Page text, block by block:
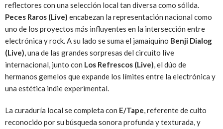
reflectores con una selección local tan diversa como sólida.
Peces Raros (Live) encabezan la representación nacional como
uno de los proyectos más influyentes en la intersección entre
electrónica y rock. A su lado se suma el jamaiquino Benji Dialog
(Live), una de las grandes sorpresas del circuito live
internacional, junto con Los Refrescos (Live), el dúo de
hermanos gemelos que expande los límites entre la electrónica y
una estética indie experimental.
La curaduría local se completa con E/Tape, referente de culto
reconocido por su búsqueda sonora profunda y texturada, y